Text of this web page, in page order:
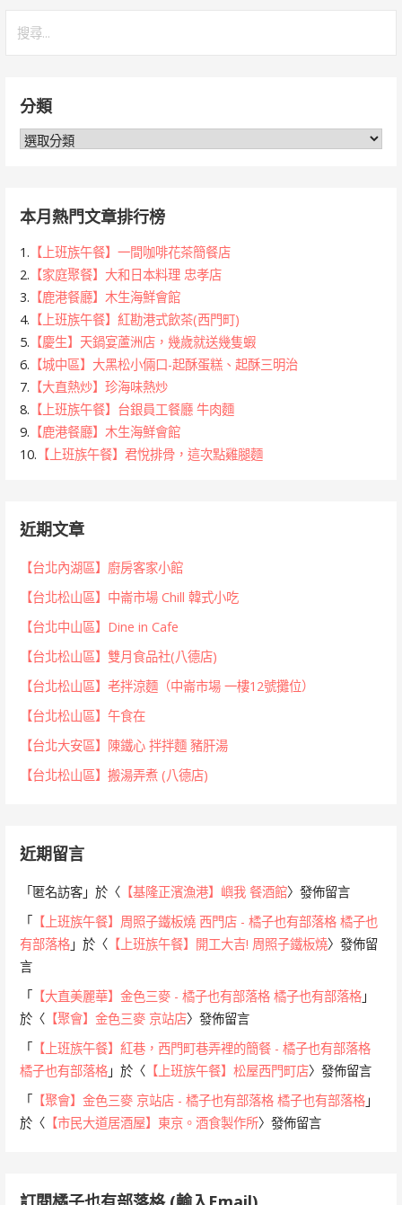
字:分類
分
本月熱門文章排行榜
1. 【上班族午餐】一間咖啡花茶簡餐店
2. 【家庭聚餐】大和日本料理 忠孝店
3. 【鹿港餐廳】木生海鮮會館
4. 【上班族午餐】紅勘港式飲茶(西門町)
5. 【慶生】天鍋宴蘆洲店，幾歲就送幾隻蝦
6. 【城中區】大黑松小倆口-起酥蛋糕、起酥三明治
7. 【大直熱炒】珍海味熱炒
8. 【上班族午餐】台銀員工餐廳 牛肉麵
9. 【鹿港餐廳】木生海鮮會館
10. 【上班族午餐】君悅排骨，這次點雞腿麵
近期文章
【台北內湖區】廚房客家小館
【台北松山區】中崙市場 Chill 韓式小吃
【台北中山區】Dine in Cafe
【台北松山區】雙月食品社(八德店)
【台北松山區】老拌涼麵（中崙市場 一樓12號攤位）
【台北松山區】午食在
【台北大安區】陳鐵心 拌拌麵 豬肝湯
【台北松山區】搬湯弄煮 (八德店)
近期留言
「匿名訪客 」於〈 【基隆正濱漁港】嶼我 餐酒館〉發佈留言
「 【上班族午餐】周照子鐵板燒 西門店 - 橘子也有部落格 橘子也
有部落格 」於〈 【上班族午餐】開工大吉! 周照子鐵板燒〉發佈留
言
「 【大直美麗華】金色三麥 - 橘子也有部落格 橘子也有部落格 」
於〈 【聚會】金色三麥 京站店〉發佈留言
「 【上班族午餐】紅巷，西門町巷弄裡的簡餐 - 橘子也有部落格
橘子也有部落格 」於〈 【上班族午餐】松屋西門町店〉發佈留言
「 【聚會】金色三麥 京站店 - 橘子也有部落格 橘子也有部落格 」
於〈 【市民大道居酒屋】東京。酒食製作所〉發佈留言